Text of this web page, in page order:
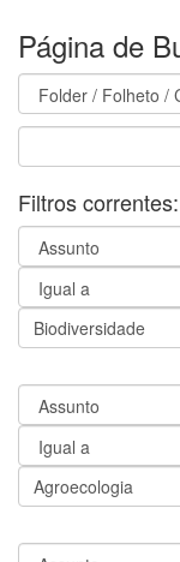
Página de
Filtros correntes: